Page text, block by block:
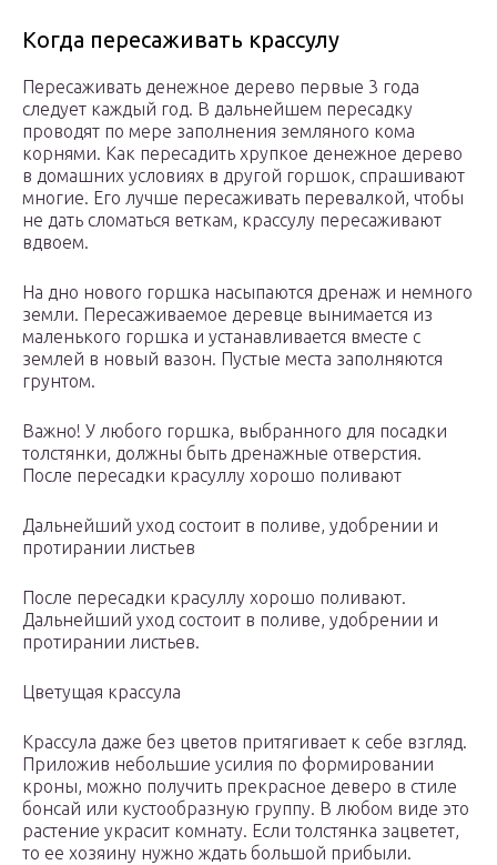
Когда пересаживать крассулу
Пересаживать денежное дерево первые 3 года
следует каждый год. В дальнейшем пересадку
проводят по мере заполнения земляного кома
корнями. Как пересадить хрупкое денежное дерево
в домашних условиях в другой горшок, спрашивают
многие. Его лучше пересаживать перевалкой, чтобы
не дать сломаться веткам, крассулу пересаживают
вдвоем.
На дно нового горшка насыпаются дренаж и немного
земли. Пересаживаемое деревце вынимается из
маленького горшка и устанавливается вместе с
землей в новый вазон. Пустые места заполняются
грунтом.
Важно! У любого горшка, выбранного для посадки
толстянки, должны быть дренажные отверстия.
После пересадки красуллу хорошо поливают
Дальнейший уход состоит в поливе, удобрении и
протирании листьев
После пересадки красуллу хорошо поливают.
Дальнейший уход состоит в поливе, удобрении и
протирании листьев.
Цветущая крассула
Крассула даже без цветов притягивает к себе взгляд.
Приложив небольшие усилия по формировании
кроны, можно получить прекрасное деверо в стиле
бонсай или кустообразную группу. В любом виде это
растение украсит комнату. Если толстянка зацветет,
то ее хозяину нужно ждать большой прибыли.